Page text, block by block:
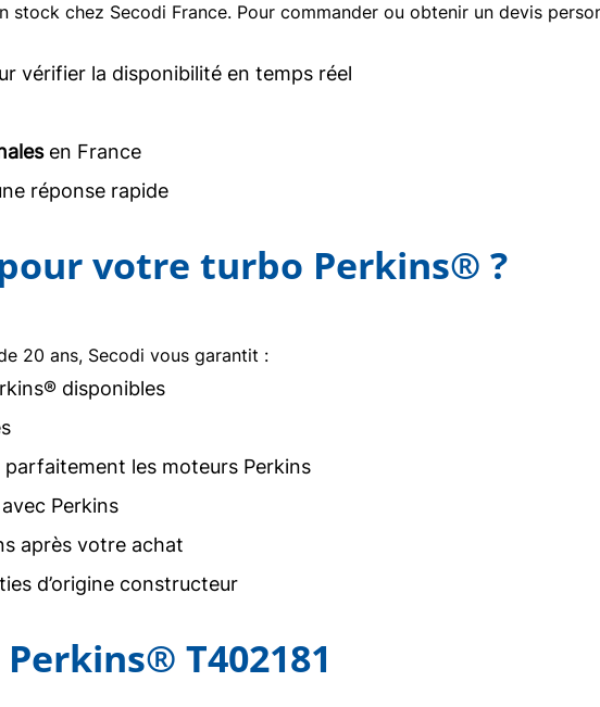
stock chez Secodi France. Pour commander ou obtenir un devis
vérifier la disponibilité en temps réel
en France
réponse rapide
votre turbo Perkins® ?
20 ans, Secodi vous garantit :
disponibles
les moteurs Perkins
Perkins
après votre achat
d’origine constructeur
T402181